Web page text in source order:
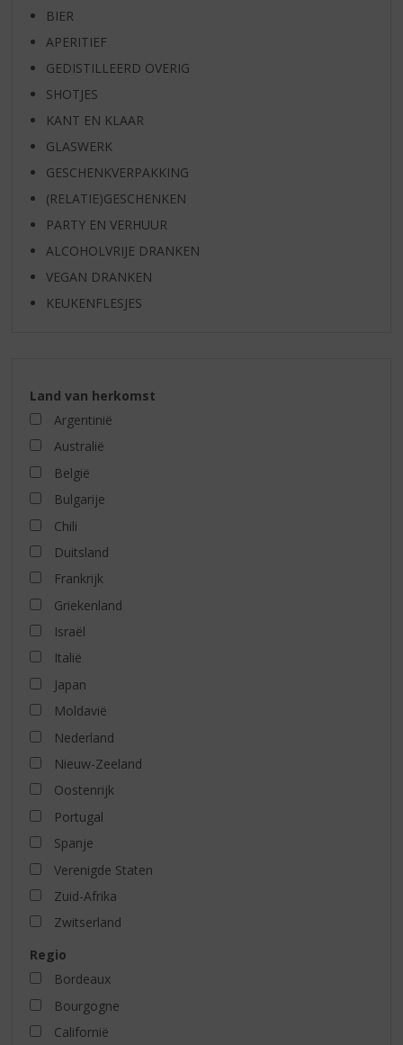
BIER
APERITIEF
GEDISTILLEERD OVERIG
SHOTJES
KANT EN KLAAR
GLASWERK
GESCHENKVERPAKKING
(RELATIE)GESCHENKEN
PARTY EN VERHUUR
ALCOHOLVRIJE DRANKEN
VEGAN DRANKEN
KEUKENFLESJES
Land van herkomst
Argentinië
Australië
België
Bulgarije
Chili
Duitsland
Frankrijk
Griekenland
Israël
Italië
Japan
Moldavië
Nederland
Nieuw-Zeeland
Oostenrijk
Portugal
Spanje
Verenigde Staten
Zuid-Afrika
Zwitserland
Regio
Bordeaux
Bourgogne
Californië